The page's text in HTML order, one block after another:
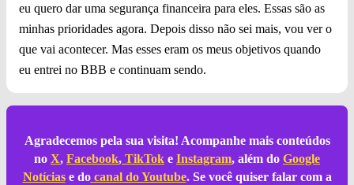
eu quero dar uma segurança financeira para eles. Essas são as
minhas prioridades agora. Depois disso não sei mais, vou ver o
que vai acontecer. Mas esses eram os meus objetivos quando
eu entrei no BBB e continuam sendo.
Agradecemos pela sua visita! Acompanhe mais conteúdos
no X, Facebook, TikTok e Instagram, além do Google
Notíciase docanal do Youtube. Se você quiser falar com a